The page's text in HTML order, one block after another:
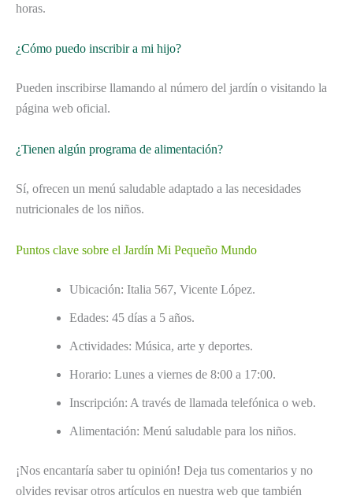
horas.
¿Cómo puedo inscribir a mi hijo?
Pueden inscribirse llamando al número del jardín o visitando la
página web oficial.
¿Tienen algún programa de alimentación?
Sí, ofrecen un menú saludable adaptado a las necesidades
nutricionales de los niños.
Puntos clave sobre el Jardín Mi Pequeño Mundo
Ubicación: Italia 567, Vicente López.
Edades: 45 días a 5 años.
Actividades: Música, arte y deportes.
Horario: Lunes a viernes de 8:00 a 17:00.
Inscripción: A través de llamada telefónica o web.
Alimentación: Menú saludable para los niños.
¡Nos encantaría saber tu opinión! Deja tus comentarios y no
olvides revisar otros artículos en nuestra web que también